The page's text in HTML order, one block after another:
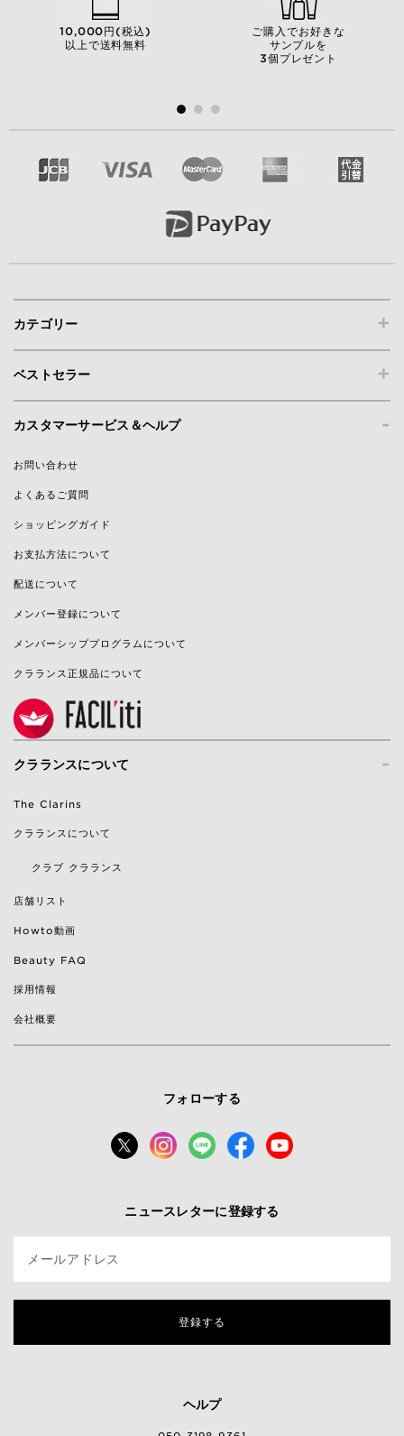
10,000円(税込)
以上で送料無料
ご購入でお好きな
サンプルを
3個プレゼント
+
カテゴリー
+
ベストセラー
-
カスタマーサービス＆ヘルプ
お問い合わせ
よくあるご質問
ショッピングガイド
お支払方法について
配送について
メンバー登録について
メンバーシッププログラムについて
クラランス正規品について
-
クラランスについて
The Clarins
クラランスについて
クラブ クラランス
店舗リスト
Howto動画
Beauty FAQ
採用情報
会社概要
フォローする
ニュースレターに登録する
メールアドレス
登録する
ヘルプ